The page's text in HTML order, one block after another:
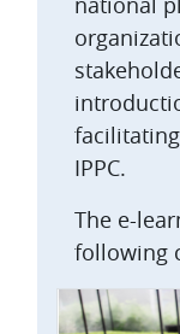
IPPC.
The e-
following